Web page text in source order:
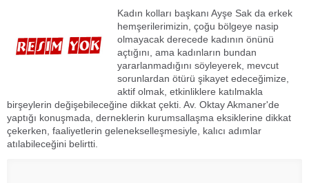
Kadın kolları başkanı Ayşe Sak da erkek
hemşerilerimizin, çoğu bölgeye nasip
olmayacak derecede kadının önünü
açtığını, ama kadınların bundan
yararlanmadığını söyleyerek, mevcut
sorunlardan ötürü şikayet edeceğimize,
aktif olmak, etkinliklere katılmakla
birşeylerin değişebileceğine dikkat çekti. Av. Oktay Akmaner'de
yaptığı konuşmada, derneklerin kurumsallaşma eksiklerine dikkat
çekerken, faaliyetlerin gelenekselleşmesiyle, kalıcı adımlar
atılabileceğini belirtti.